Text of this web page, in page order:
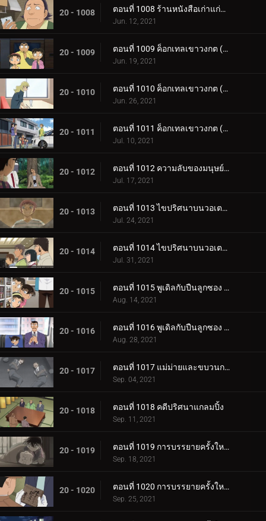
20 - 1008 ตอนที่ 1008 ร้านหนังสือเก่าแก่ที่ได้ยินเสียงหวูด 2
Jun. 12, 2021
20 - 1009 ตอนที่ 1009 ค็อกเทลเขาวงกต (ตอนแรก)
Jun. 19, 2021
20 - 1010 ตอนที่ 1010 ค็อกเทลเขาวงกต (ตอนกลาง)
Jun. 26, 2021
20 - 1011 ตอนที่ 1011 ค็อกเทลเขาวงกต (ตอนจบ)
Jul. 10, 2021
20 - 1012 ตอนที่ 1012 ความลับของมนุษย์แมลง
Jul. 17, 2021
20 - 1013 ตอนที่ 1013 ไขปริศนาบนวอเตอร์บัส (ตอนแรก)
Jul. 24, 2021
20 - 1014 ตอนที่ 1014 ไขปริศนาบนวอเตอร์บัส (ตอนจบ)
Jul. 31, 2021
20 - 1015 ตอนที่ 1015 พูเดิลกับปืนลูกซอง (ตอนแรก)
Aug. 14, 2021
20 - 1016 ตอนที่ 1016 พูเดิลกับปืนลูกซอง (ตอนจบ)
Aug. 28, 2021
20 - 1017 ตอนที่ 1017 แม่ม่ายและขบวนการนักสืบเยาวชน
Sep. 04, 2021
20 - 1018 ตอนที่ 1018 คดีปริศนาแกลมปิ้ง
Sep. 11, 2021
20 - 1019 ตอนที่ 1019 การบรรยายครั้งใหญ่ของโมริ โคโกโร่ (ตอนแรก)
Sep. 18, 2021
20 - 1020 ตอนที่ 1020 การบรรยายครั้งใหญ่ของโมริ โคโกโร่ (ตอนกลาง)
Sep. 25, 2021